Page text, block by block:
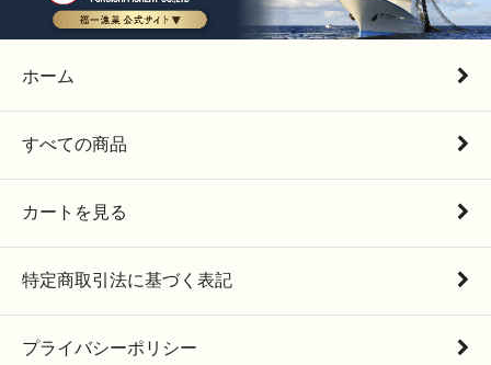
ホーム
すべての商品
カートを見る
特定商取引法に基づく表記
プライバシーポリシー